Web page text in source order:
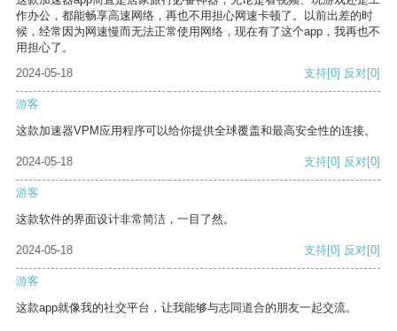
作办公，都能畅享高速网络，再也不用担心网速卡顿了。以前出差的时
候，经常因为网速慢而无法正常使用网络，现在有了这个app，我再也不
用担心了。
2024-05-18
支持[0] 反对[0]
游客
这款加速器VPM应用程序可以给你提供全球覆盖和最高安全性的连接。
2024-05-18 支持[0] 反对[0]
游客
这款软件的界面设计非常简洁，一目了然。
2024-05-18 支持[0] 反对[0]
游客
这款app就像我的社交平台，让我能够与志同道合的朋友一起交流。